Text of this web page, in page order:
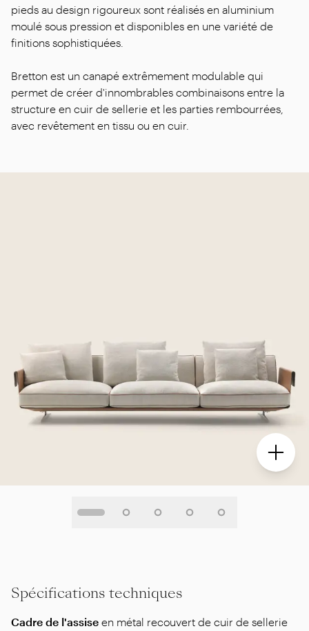
pieds au design rigoureux sont réalisés en aluminium
moulé sous pression et disponibles en une variété de
finitions sophistiquées.
Bretton est un canapé extrêmement modulable qui
permet de créer d'innombrables combinaisons entre la
structure en cuir de sellerie et les parties rembourrées,
avec revêtement en tissu ou en cuir.
Spécifications techniques
Cadre de l'assise en métal recouvert de cuir de sellerie